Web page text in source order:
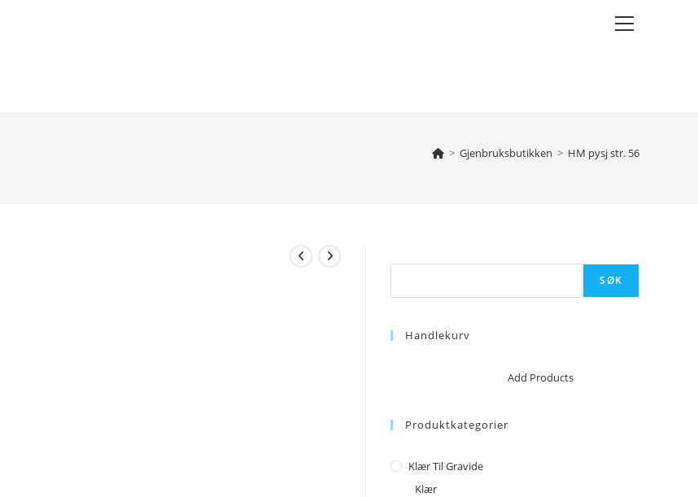
Main
> Gjenbruksbutikken > HM pysj str. 56
SØK
Handlekurv
Add Products
Produktkategorier
Klær Til Gravide
Klær